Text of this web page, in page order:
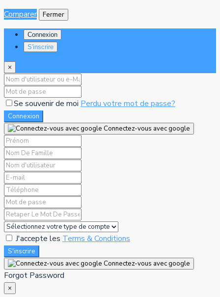
Comparer
Fermer
Connexion
S'inscrire
×
Se souvenir de moi Perdu votre mot de passe?
Connexion
Connectez-vous avec google
J'accepte les Terms & Conditions
S'inscrire
Connectez-vous avec google
Forgot Password
×